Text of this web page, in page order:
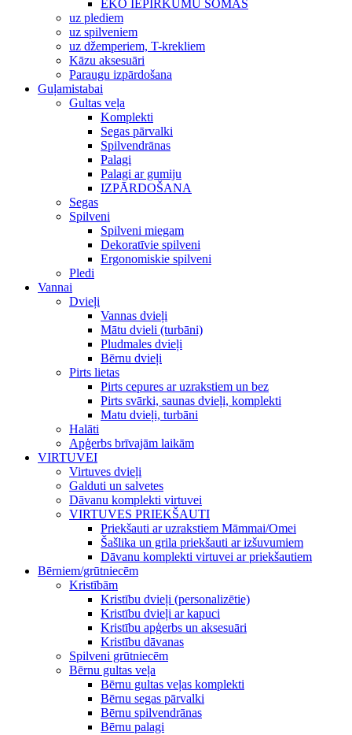
EKO IEPIRKUMU SOMAS
uz plediem
uz spilveniem
uz džemperiem, T-krekliem
Kāzu aksesuāri
Paraugu izpārdošana
Guļamistabai
Gultas veļa
Komplekti
Segas pārvalki
Spilvendrānas
Palagi
Palagi ar gumiju
IZPĀRDOŠANA
Segas
Spilveni
Spilveni miegam
Dekoratīvie spilveni
Ergonomiskie spilveni
Pledi
Vannai
Dvieļi
Vannas dvieļi
Mātu dvieli (turbāni)
Pludmales dvieļi
Bērnu dvieļi
Pirts lietas
Pirts cepures ar uzrakstiem un bez
Pirts svārki, saunas dvieļi, komplekti
Matu dvieļi, turbāni
Halāti
Apģerbs brīvajām laikām
VIRTUVEI
Virtuves dvieļi
Galduti un salvetes
Dāvanu komplekti virtuvei
VIRTUVES PRIEKŠAUTI
Priekšauti ar uzrakstiem Māmmai/Omei
Šašlika un grila priekšauti ar izšuvumiem
Dāvanu komplekti virtuvei ar priekšautiem
Bērniem/grūtniecēm
Kristībām
Kristību dvieļi (personalizētie)
Kristību dvieļi ar kapuci
Kristību apģerbs un aksesuāri
Kristību dāvanas
Spilveni grūtniecēm
Bērnu gultas veļa
Bērnu gultas veļas komplekti
Bērnu segas pārvalki
Bērnu spilvendrānas
Bērnu palagi